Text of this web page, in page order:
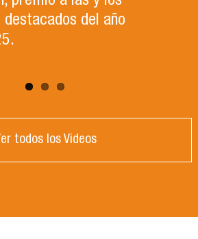
del año
Física de la Facultad
de la Uni
Sanchez para el cargo
período 2025-2026.
todos los Videos